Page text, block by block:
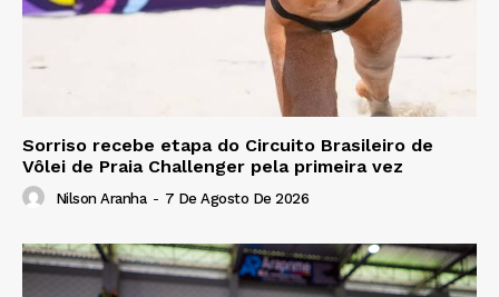
Sorriso recebe etapa do Circuito Brasileiro de
Vôlei de Praia Challenger pela primeira vez
Nilson Aranha - 7 De Agosto De 2026